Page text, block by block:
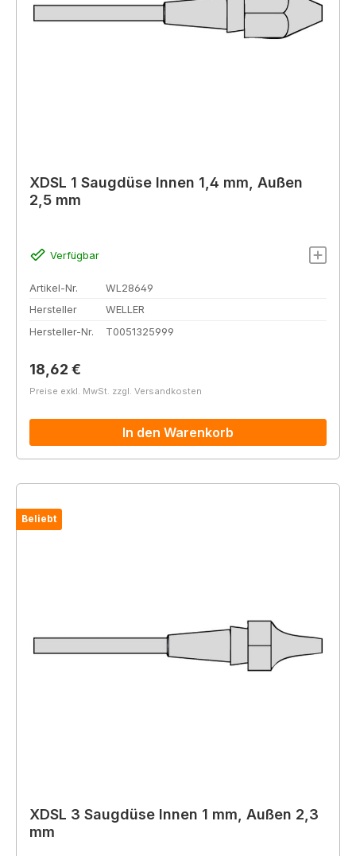
XDSL 1 Saugdüse Innen 1,4 mm, Außen
2,5 mm
Verfügbar
Artikel-Nr.
WL28649
Hersteller
WELLER
Hersteller-Nr.
T0051325999
Regulärer Preis:
18,62 €
Preise exkl. MwSt. zzgl. Versandkosten
In den Warenkorb
Beliebt
XDSL 3 Saugdüse Innen 1 mm, Außen 2,3
mm